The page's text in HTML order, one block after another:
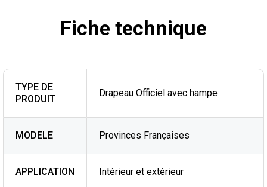
Fiche technique
TYPE DE
PRODUIT
Drapeau Officiel avec hampe
MODELE Provinces Françaises
APPLICATION Intérieur et extérieur